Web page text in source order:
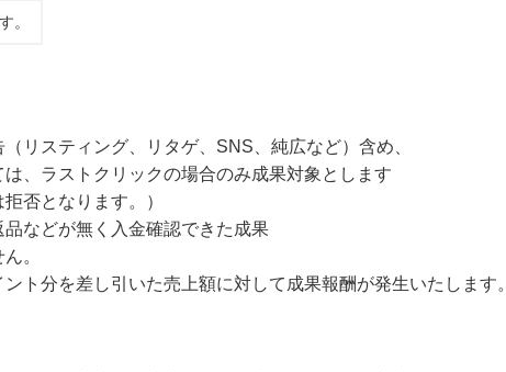
。
リスティング、リタゲ、SNS、純広など）含め、
、ラストクリックの場合のみ成果対象とします
否となります。）
品などが無く入金確認できた成果
。
ト分を差し引いた売上額に対して成果報酬が発生いたします。